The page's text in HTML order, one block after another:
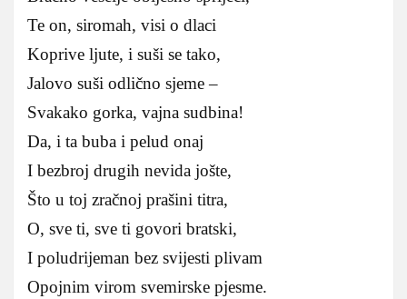
Te on, siromah, visi o dlaci
Koprive ljute, i suši se tako,
Jalovo suši odlično sjeme –
Svakako gorka, vajna sudbina!
Da, i ta buba i pelud onaj
I bezbroj drugih nevida jošte,
Što u toj zračnoj prašini titra,
O, sve ti, sve ti govori bratski,
I poludrijeman bez svijesti plivam
Opojnim virom svemirske pjesme.